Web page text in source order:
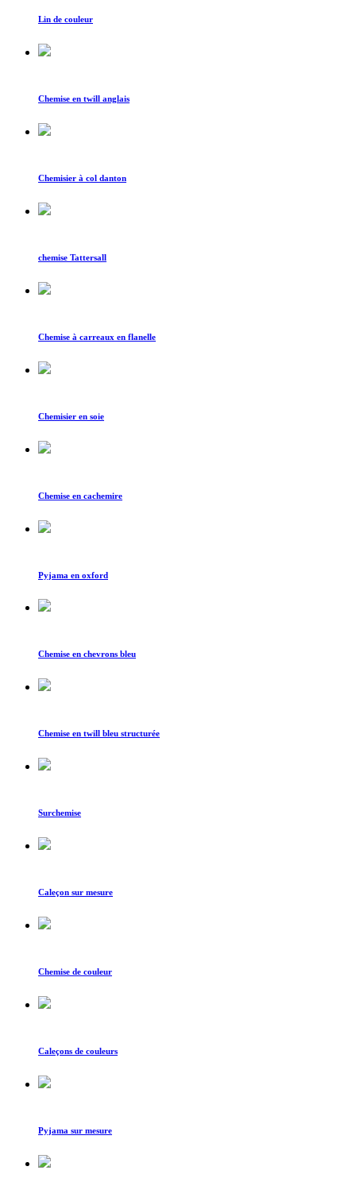
Lin de couleur
Chemise en twill anglais
Chemisier à col danton
chemise Tattersall
Chemise à carreaux en flanelle
Chemisier en soie
Chemise en cachemire
Pyjama en oxford
Chemise en chevrons bleu
Chemise en twill bleu structurée
Surchemise
Caleçon sur mesure
Chemise de couleur
Caleçons de couleurs
Pyjama sur mesure